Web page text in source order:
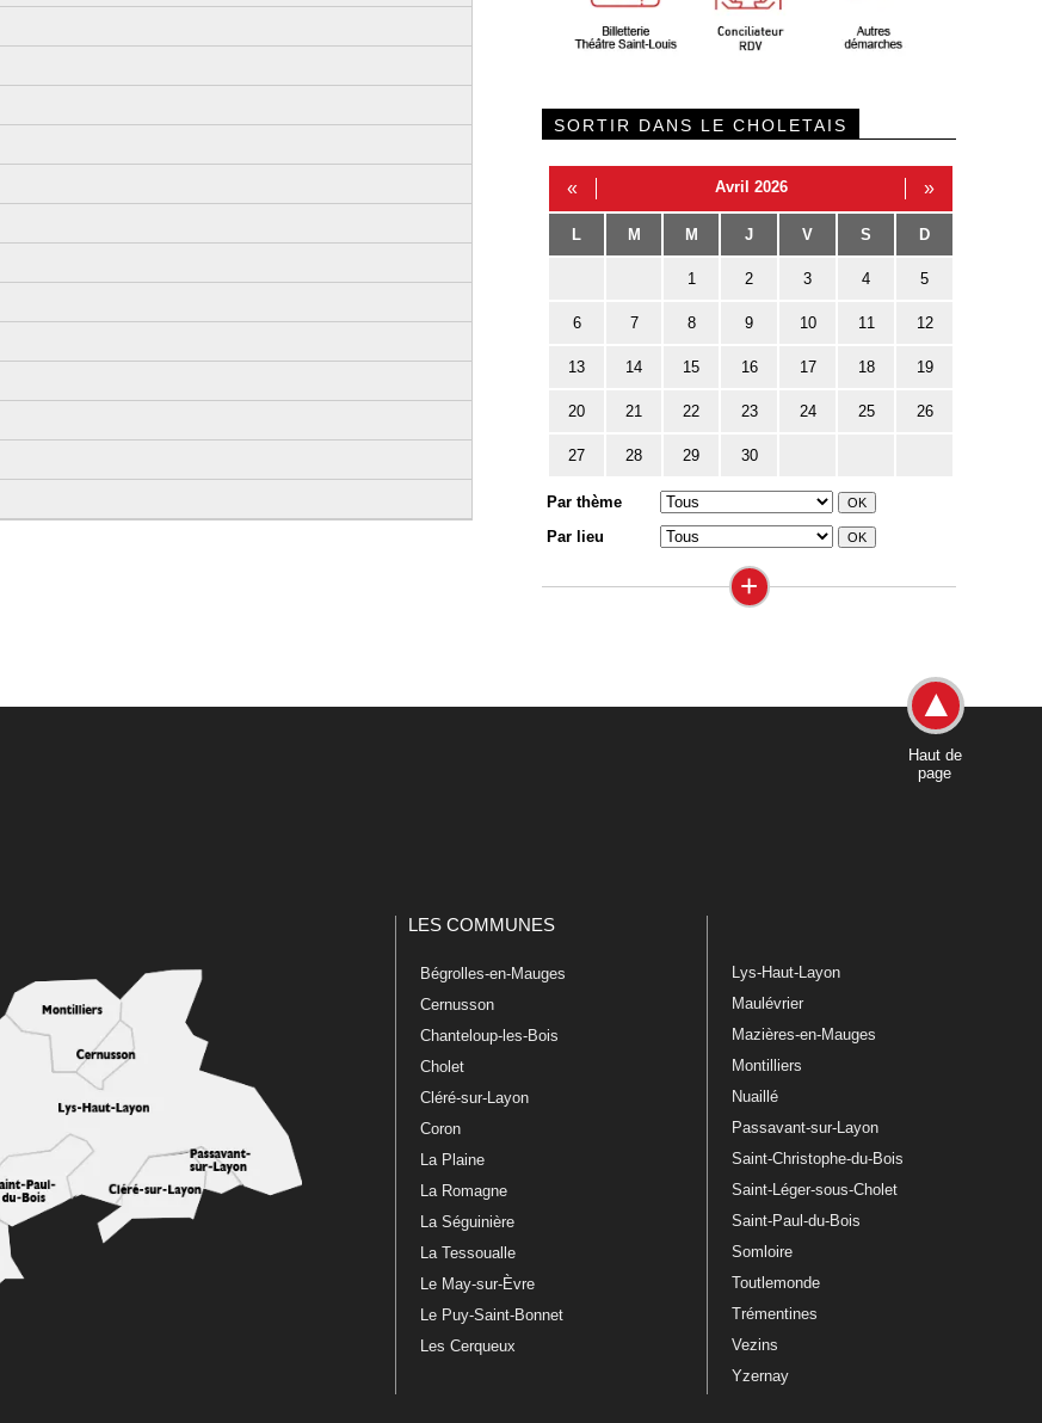
SORTIR DANS LE CHOLETAIS
« Avril 2026 »
L M M J V S D
1 2 3 4 5
6 7 8 9 10 11 12
13 14 15 16 17 18 19
20 21 22 23 24 25 26
27 28 29 30
Par thème
Par lieu
+
Haut de
page
LES COMMUNES
Bégrolles-en-Mauges
Cernusson
Chanteloup-les-Bois
Cholet
Cléré-sur-Layon
Coron
La Plaine
La Romagne
La Séguinière
La Tessoualle
Le May-sur-Èvre
Le Puy-Saint-Bonnet
Les Cerqueux
Lys-Haut-Layon
Maulévrier
Mazières-en-Mauges
Montilliers
Nuaillé
Passavant-sur-Layon
Saint-Christophe-du-Bois
Saint-Léger-sous-Cholet
Saint-Paul-du-Bois
Somloire
Toutlemonde
Trémentines
Vezins
Yzernay